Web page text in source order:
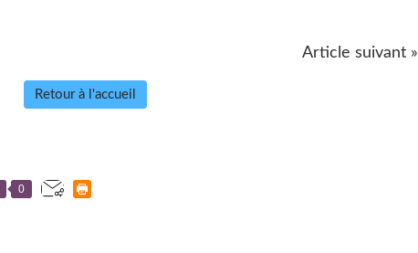
Article suivant »
Retour à l'accueil
0